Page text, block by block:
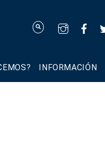
INFORMACIÓN